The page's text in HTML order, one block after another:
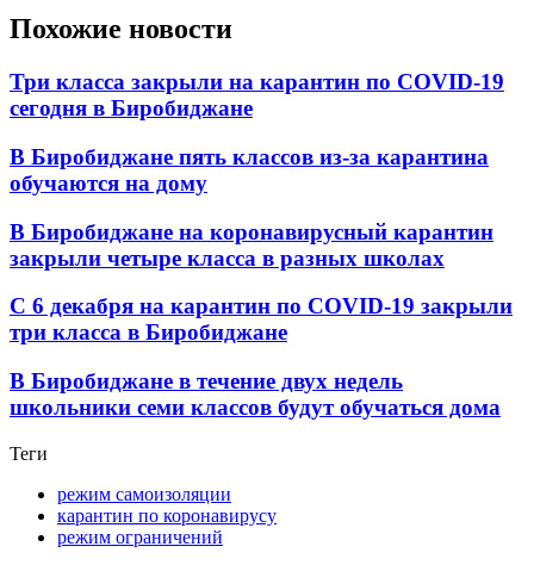
Похожие новости
Три класса закрыли на карантин по COVID-19
сегодня в Биробиджане
В Биробиджане пять классов из-за карантина
обучаются на дому
В Биробиджане на коронавирусный карантин
закрыли четыре класса в разных школах
С 6 декабря на карантин по COVID-19 закрыли
три класса в Биробиджане
В Биробиджане в течение двух недель
школьники семи классов будут обучаться дома
Теги
режим самоизоляции
карантин по коронавирусу
режим ограничений